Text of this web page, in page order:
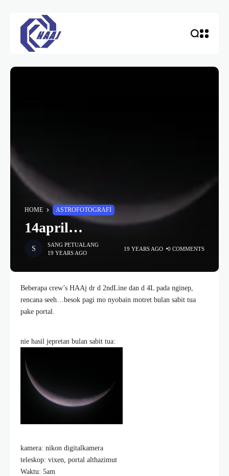
HOME ASTROFOTOGRAFI
14april…
SANG PETUALANG
19 YEARS AGO
19 YEARS AGO 0 COMMENTS
Beberapa crew’s HAAj dr d 2ndLine dan d 4L pada nginep,
rencana seeh…besok pagi mo nyobain motret bulan sabit tua
pake portal.
nie hasil jepretan bulan sabit tua:
kamera: nikon digitalkamera
teleskop: vixen, portal althazimut
Waktu: 5am